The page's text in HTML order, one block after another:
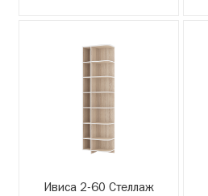
Ивиса 2-60 Стеллаж